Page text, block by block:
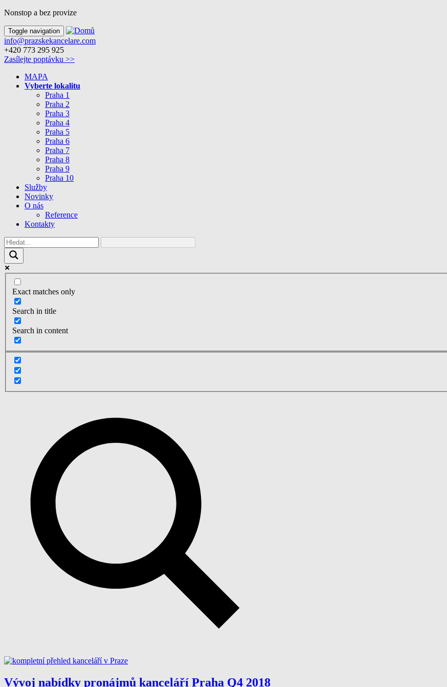
Nonstop a bez provize
Toggle navigation
info@prazskekancelare.com
+420 773 295 925
Zasílejte poptávku >>
MAPA
Vyberte lokalitu
Praha 1
Praha 2
Praha 3
Praha 4
Praha 5
Praha 6
Praha 7
Praha 8
Praha 9
Praha 10
Služby
Novinky
O nás
Reference
Kontakty
Exact matches only
Search in title
Search in content
Vývoj nabídky pronájmů kanceláří Praha Q4 2018